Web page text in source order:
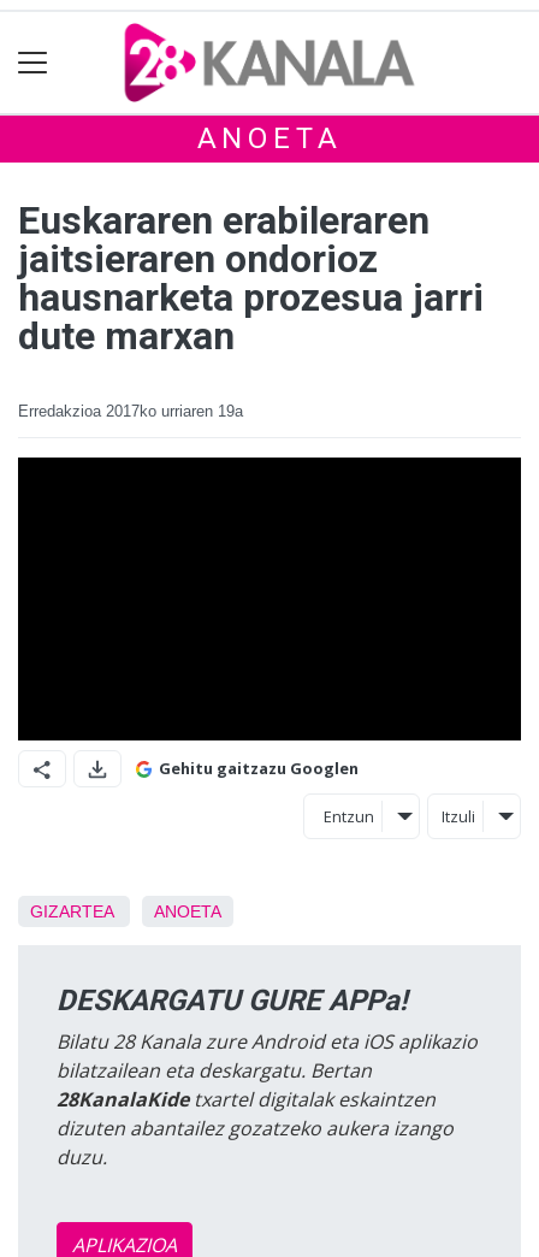
ANOETA
Euskararen erabileraren
jaitsieraren ondorioz
hausnarketa prozesua jarri
dute marxan
Erredakzioa 2017ko urriaren 19a
Gehitu gaitzazu Googlen
Entzun Itzuli
GIZARTEA ANOETA
DESKARGATU GURE APPa!
Bilatu 28 Kanala zure Android eta iOS aplikazio
bilatzailean eta deskargatu. Bertan
28KanalaKidetxartel digitalak eskaintzen
dizuten abantailez gozatzeko aukera izango
duzu.
APLIKAZIOA